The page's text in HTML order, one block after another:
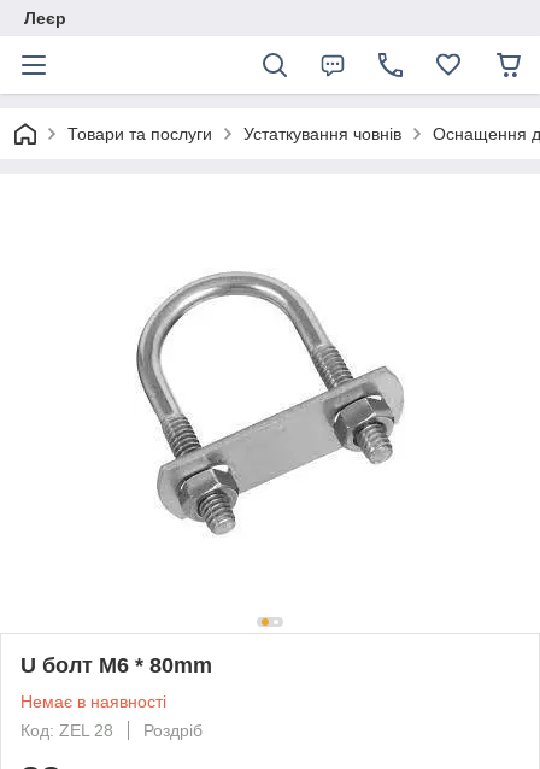
Леєр
Товари та послуги Устаткування човнів Оснащення
U болт M6 * 80mm
Немає в наявності
Код: ZEL 28
Роздріб